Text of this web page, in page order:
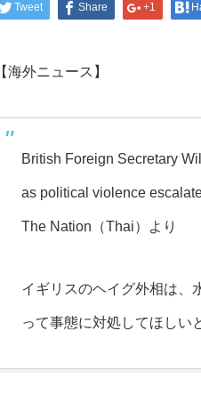
Tweet Share +1
【海外ニュース】
British Foreign Secretary
as political violence
The Nation（Thai）より
イギリスのヘイグ外相は、
って事態に対処してほしい